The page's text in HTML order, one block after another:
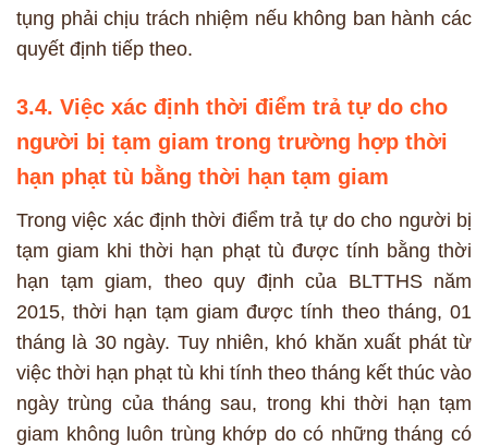
tụng phải chịu trách nhiệm nếu không ban hành các
quyết định tiếp theo.
3.4. Việc xác định thời điểm trả tự do cho
người bị tạm giam trong trường hợp thời
hạn phạt tù bằng thời hạn tạm giam
Trong việc xác định thời điểm trả tự do cho người bị
tạm giam khi thời hạn phạt tù được tính bằng thời
hạn tạm giam, theo quy định của BLTTHS năm
2015, thời hạn tạm giam được tính theo tháng, 01
tháng là 30 ngày. Tuy nhiên, khó khăn xuất phát từ
việc thời hạn phạt tù khi tính theo tháng kết thúc vào
ngày trùng của tháng sau, trong khi thời hạn tạm
giam không luôn trùng khớp do có những tháng có